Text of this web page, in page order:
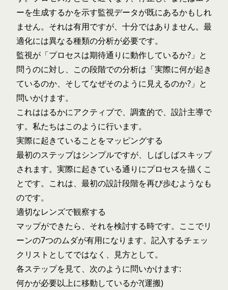
ーを生成するかを示す監視データが既にあるかもしれ
ません。それは有用ですが、十分ではありません。最
適化には異なる種類の分析が必要です。
監視が「プロセスは期待通りに動作しているか?」と
問うのに対し、この段階での分析は「実際に何が起き
ているのか、そしてなぜそのように見えるのか?」と
問いかけます。
これははるかにアクティブで、調査的で、設計主導で
す。私たちはこのように行います。
実際に起きていることをマッピングする
最初のステップはシンプルですが、しばしばスキップ
されます。実際に起きている通りにプロセスを描くこ
とです。これは、最初の設計段階を再び歩むようなも
のです。
適切なレンズで観察する
マップができたら、それを検討する時です。ここでリ
ーンの7つのムダが有用になります。記入するチェッ
クリストとしてではなく、見方として。
各ステップを見て、次のように問いかけます:
何かが必要以上に移動しているか?(運搬)